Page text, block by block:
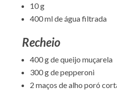
10 g
400 ml de água filtrada
Recheio
400 g de queijo muçarela
300 g de pepperoni
2 maços de alho poró